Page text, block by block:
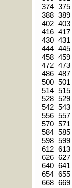
374 375
388 389
402 403
416 417
430 431
444 445
458 459
472 473
486 487
500 501
514 515
528 529
542 543
556 557
570 571
584 585
598 599
612 613
626 627
640 641
654 655
668 669